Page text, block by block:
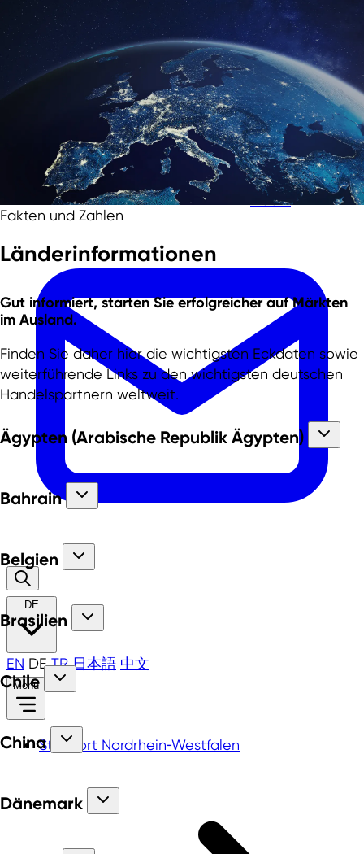
Zum Hauptinhalt springen Zur Fußzeile springen
Team
DE
EN DE TR 日本語 中文
Menü
Standort Nordrhein‑Westfalen
Fakten und Zahlen
Länderinformationen
Gut informiert, starten Sie erfolgreicher auf Märkten
im Ausland.
Finden Sie daher hier die wichtigsten Eckdaten sowie
weiterführende Links zu den wichtigsten deutschen
Handelspartnern weltweit.
Ägypten (Arabische Republik Ägypten)
Bahrain
Belgien
Brasilien
Chile
China
Dänemark